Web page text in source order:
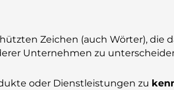
Zeichen (auch Wörter), die
Unternehmen zu
oder Dienstleistungen zu